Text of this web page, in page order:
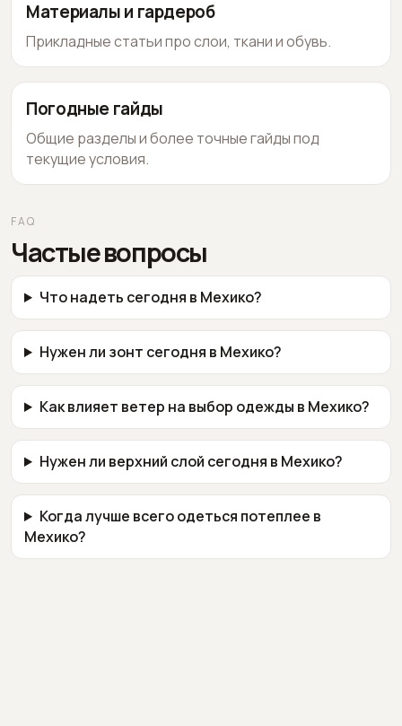
Материалы и гардероб
Прикладные статьи про слои, ткани и обувь.
Погодные гайды
Общие разделы и более точные гайды под
текущие условия.
FAQ
Частые вопросы
Что надеть сегодня в Мехико?
Нужен ли зонт сегодня в Мехико?
Как влияет ветер на выбор одежды в Мехико?
Нужен ли верхний слой сегодня в Мехико?
Когда лучше всего одеться потеплее в
Мехико?